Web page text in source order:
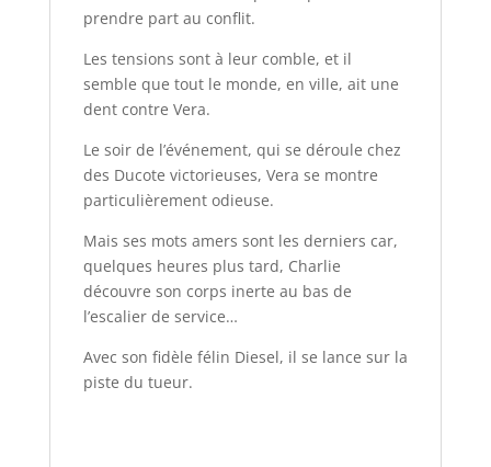
prendre part au conflit.
Les tensions sont à leur comble, et il
semble que tout le monde, en ville, ait une
dent contre Vera.
Le soir de l’événement, qui se déroule chez
des Ducote victorieuses, Vera se montre
particulièrement odieuse.
Mais ses mots amers sont les derniers car,
quelques heures plus tard, Charlie
découvre son corps inerte au bas de
l’escalier de service…
Avec son fidèle félin Diesel, il se lance sur la
piste du tueur.